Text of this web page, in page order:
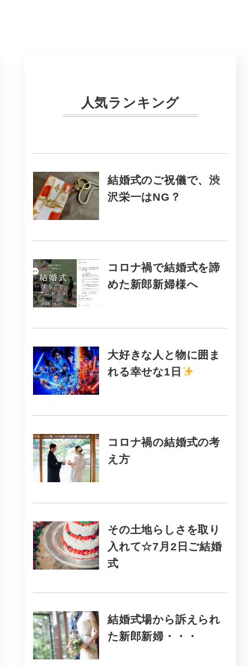
人気ランキング
結婚式のご祝儀で、渋
沢栄一はNG？
コロナ禍で結婚式を諦
めた新郎新婦様へ
大好きな人と物に囲ま
れる幸せな1日
コロナ禍の結婚式の考
え方
その土地らしさを取り
入れて☆7月2日ご結婚
式
結婚式場から訴えられ
た新郎新婦・・・